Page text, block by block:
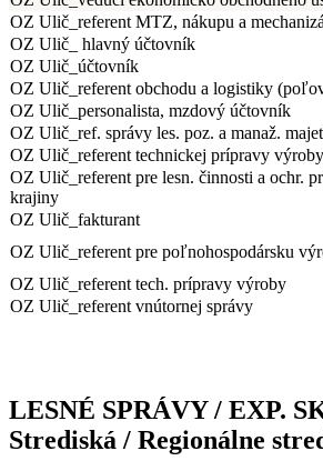
OZ Ulič_referent MTZ, nákupu a
OZ Ulič_ hlavný účtovník
OZ Ulič_účtovník
OZ Ulič_referent obchodu a logistiky
OZ Ulič_personalista, mzdový účtovník
OZ Ulič_ref. správy les. poz. a manaž.
OZ Ulič_referent technickej prípravy výroby
OZ Ulič_referent pre lesn. činnosti a ochr.
krajiny
OZ Ulič_fakturant
OZ Ulič_referent pre poľnohospodársku
OZ Ulič_referent tech. prípravy výroby
OZ Ulič_referent vnútornej správy
LESNÉ SPRÁVY / EXP.
Strediská / Regionálne